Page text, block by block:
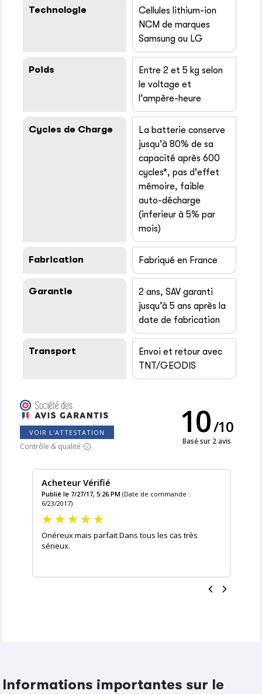
Technologie
Cellules lithium-ion
NCM de marques
Samsung ou LG
Poids
Entre 2 et 5 kg selon
le voltage et
l’ampère-heure
Cycles de Charge
La batterie conserve
jusqu’à 80% de sa
capacité après 600
cycles*, pas d'effet
mémoire, faible
auto-décharge
(inferieur à 5% par
mois)
Fabrication Fabriqué en France
Garantie
2 ans, SAV garanti
jusqu’à 5 ans après la
date de fabrication
Transport
Envoi et retour avec
TNT/GEODIS
VOIR L'ATTESTATION
Contrôle & qualité
10/10
Basé sur 2 avis
Acheteur Vérifié
Publié le 7/27/17, 5:26 PM (Date de commande :
6/23/2017)
Onéreux mais parfait Dans tous les cas très
sérieux.
Informations importantes sur le